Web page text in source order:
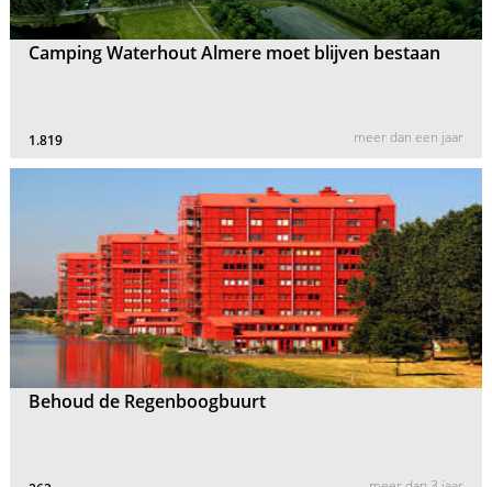
Camping Waterhout Almere moet blijven bestaan
1.819 meer dan een jaar
Behoud de Regenboogbuurt